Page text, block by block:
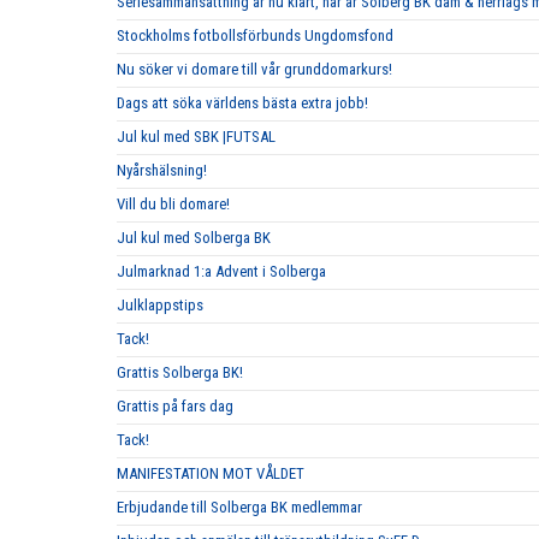
Stockholms fotbollsförbunds Ungdomsfond
Nu söker vi domare till vår grunddomarkurs!
Dags att söka världens bästa extra jobb!
Jul kul med SBK |FUTSAL
Nyårshälsning!
Vill du bli domare!
Jul kul med Solberga BK
Julmarknad 1:a Advent i Solberga
Julklappstips
Tack!
Grattis Solberga BK!
Grattis på fars dag
Tack!
MANIFESTATION MOT VÅLDET
Erbjudande till Solberga BK medlemmar